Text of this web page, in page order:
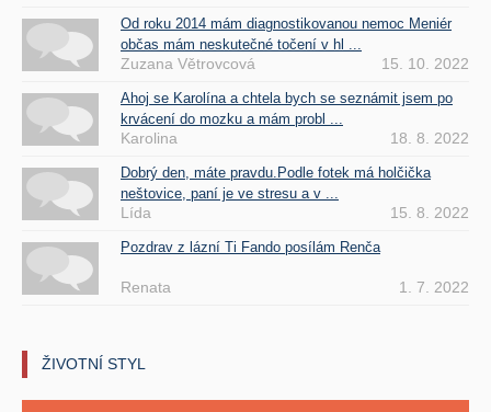
Od roku 2014 mám diagnostikovanou nemoc Meniér
občas mám neskutečné točení v hl ...
Zuzana Větrovcová 15. 10. 2022
Ahoj se Karolína a chtela bych se seznámit jsem po
krvácení do mozku a mám probl ...
Karolina 18. 8. 2022
Dobrý den, máte pravdu.Podle fotek má holčička
neštovice, paní je ve stresu a v ...
Lída 15. 8. 2022
Pozdrav z lázní Ti Fando posílám Renča
Renata 1. 7. 2022
ŽIVOTNÍ STYL